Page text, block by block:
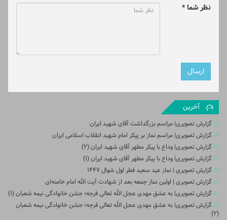
نظر شما *
آخرین
گزارش تصویری| مراسم بزرگداشت آقای شهید ایران
گزارش تصویری| مراسم نماز بر پیکر امام شهید انقلاب اسلامی ایران
گزارش تصویری| وداع با پیکر مطهر آقای شهید ایران (2)
گزارش تصویری| وداع با پیکر مطهر آقای شهید ایران (1)
گزارش تصویری | نماز عید سعید فطر اول شوال ۱۴۴۷
گزارش تصویری | اولین نماز جمعه بعد از شهادت آیت الله امام خامنه‌ای
گزارش تصویری| به عشق مهدی عجل الله تعالی فرجه؛ جشن خانوادگی نیمه شعبان (۱)
گزارش تصویری| به عشق مهدی عجل الله تعالی فرجه؛ جشن خانوادگی نیمه شعبان
(۲)